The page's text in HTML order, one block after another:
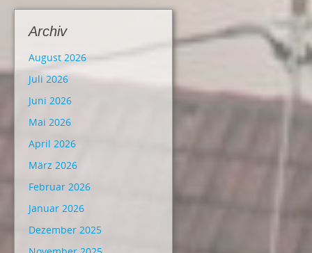
Archiv
August 2026
Juli 2026
Juni 2026
Mai 2026
April 2026
März 2026
Februar 2026
Januar 2026
Dezember 2025